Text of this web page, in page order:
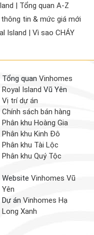
| Tổng quan A-Z
thông tin & mức giá mới
Island | Vì sao CHÁY
Tổng quan Vinhomes
Royal Island Vũ Yên
Vị trí dự án
Chính sách bán hàng
Phân khu Hoàng Gia
Phân khu Kinh Đô
Phân khu Tài Lộc
Phân khu Quý Tộc
Website Vinhomes Vũ
Yên
Dự án Vinhomes Hạ
Long Xanh